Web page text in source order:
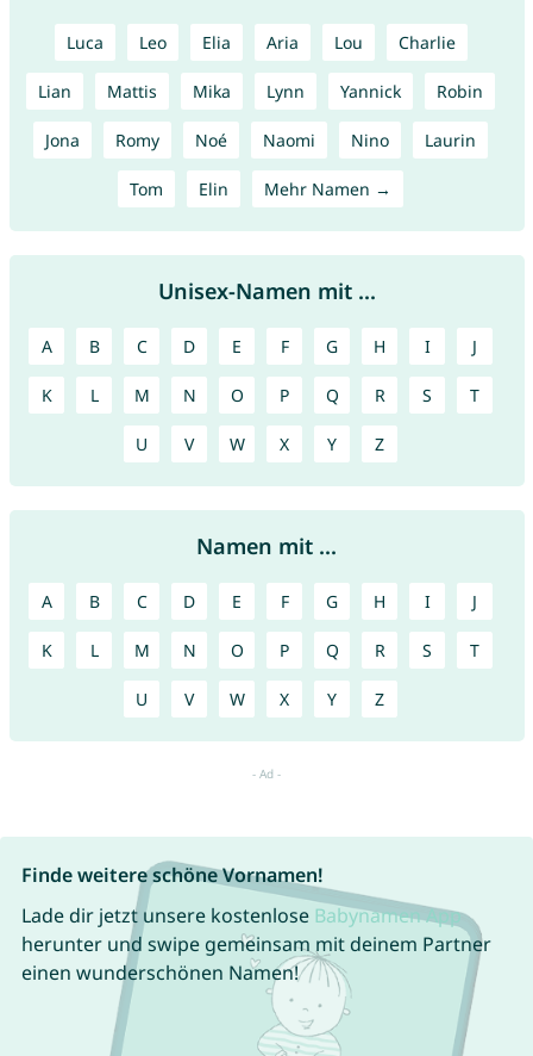
Luca Leo Elia Aria Lou Charlie
Lian Mattis Mika Lynn Yannick Robin
Jona Romy Noé Naomi Nino Laurin
Tom Elin Mehr Namen →
Unisex-Namen mit ...
A B C D E F G H I J
K L M N O P Q R S T
U V W X Y Z
Namen mit ...
A B C D E F G H I J
K L M N O P Q R S T
U V W X Y Z
Finde weitere schöne Vornamen!
Lade dir jetzt unsere kostenlose Babynamen App
herunter und swipe gemeinsam mit deinem Partner
einen wunderschönen Namen!